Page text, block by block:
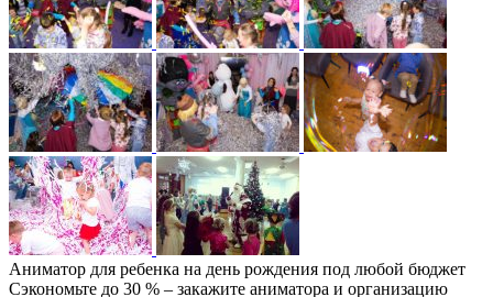
Аниматор для ребенка на день рождения под любой бюджет
Сэкономьте до 30 % – закажите аниматора и организацию